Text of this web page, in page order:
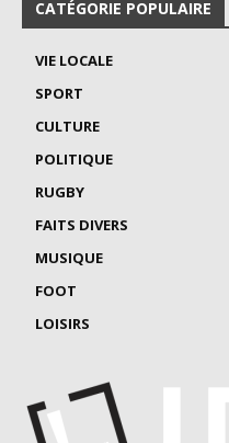
CATÉGORIE POPULAIRE
VIE LOCALE
SPORT
CULTURE
POLITIQUE
RUGBY
FAITS DIVERS
MUSIQUE
FOOT
LOISIRS